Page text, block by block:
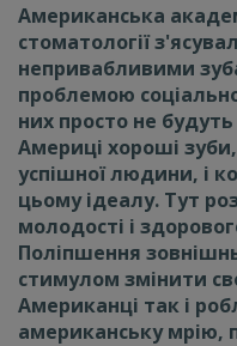
Американська
стоматології
непривабливими
проблемою
них просто не
Америці хороші
успішної людини, і
цьому ідеалу. Тут
молодості і
Поліпшення
стимулом змінити
Американці так і
американську мрію,